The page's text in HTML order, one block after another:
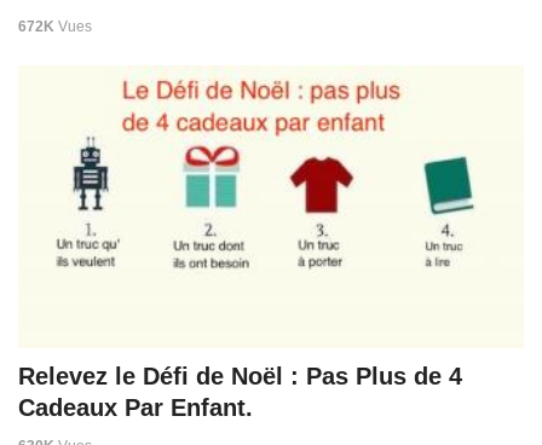
672K Vues
Relevez le Défi de Noël : Pas Plus de 4
Cadeaux Par Enfant.